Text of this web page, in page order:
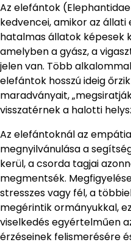
Az elefántok
kedvencei, amikor az állati
hatalmas állatok képesek
amelyben a gyász, a
jelen van. Több
elefántok hosszú ideig
maradványait,
visszatérnek a halotti
Az elefántoknál az
megnyilvánulása a
kerül, a csorda tagjai
megmentsék.
stresszes vagy fél, a
megérintik ormányukkal,
viselkedés egyértelműen
érzéseinek felismerésére